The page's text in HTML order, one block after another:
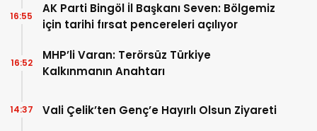
AK Parti Bingöl İl Başkanı Seven: Bölgemiz
için tarihi fırsat pencereleri açılıyor
16:55
MHP’li Varan: Terörsüz Türkiye
Kalkınmanın Anahtarı
16:52
Vali Çelik’ten Genç’e Hayırlı Olsun Ziyareti
14:37